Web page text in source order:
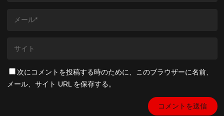
次にコメントを投稿する時のために、このブラウザーに名前、
メール、サイト URL を保存する。